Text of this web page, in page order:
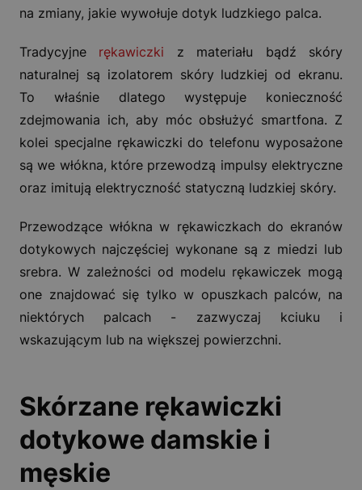
na zmiany, jakie wywołuje dotyk ludzkiego palca.
Tradycyjne rękawiczki z materiału bądź skóry
naturalnej są izolatorem skóry ludzkiej od ekranu.
To właśnie dlatego występuje konieczność
zdejmowania ich, aby móc obsłużyć smartfona. Z
kolei specjalne rękawiczki do telefonu wyposażone
są we włókna, które przewodzą impulsy elektryczne
oraz imitują elektryczność statyczną ludzkiej skóry.
Przewodzące włókna w rękawiczkach do ekranów
dotykowych najczęściej wykonane są z miedzi lub
srebra. W zależności od modelu rękawiczek mogą
one znajdować się tylko w opuszkach palców, na
niektórych palcach - zazwyczaj kciuku i
wskazującym lub na większej powierzchni.
Skórzane rękawiczki
dotykowe damskie i
męskie